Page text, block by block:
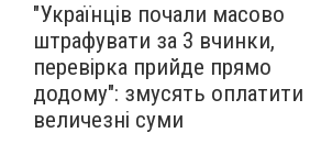
"Українців почали масово
штрафувати за 3 вчинки,
перевірка прийде прямо
додому": змусять оплатити
величезні суми